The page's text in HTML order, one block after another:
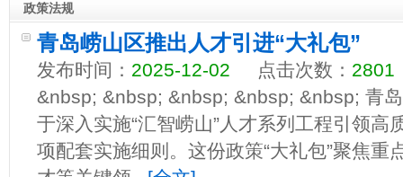
政策法规
青岛崂山区推出人才引进“大礼包”
发布时间： 2025-12-02 点击次数： 2801
&nbsp; &nbsp; &nbsp; &nbsp; &nbsp; 青
于深入实施“汇智崂山”人才系列工程引领高
项配套实施细则。这份政策“大礼包”聚焦重